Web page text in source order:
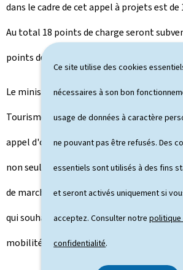
Ce site utilise des cookies
nécessaires à son bon
usage de données à caractère
ne pouvant pas être refusés. Des
essentiels sont utilisés à des fins
et seront activés uniquement si
acceptez. Consulter notrepolitique
confidentialité.
dans le cadre de cet appel à projets est
Au total 18 points de charge seront
points de charge privés et 10 accessibles
Le ministre de l'Économie, des PME, de
Tourisme, Lex Delles, se félicite de l'issue
appel d'offres: "C'est une étape
non seulement le transport individuel,
de marchandises. Il nous importe de
qui souhaitent s'engager sur la voie de la
mobilité électrique."